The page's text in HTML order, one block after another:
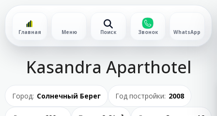
Главная Меню Поиск Звонок WhatsApp
Kasandra Aparthotel
Город: Солнечный Берег Год постройки: 2008